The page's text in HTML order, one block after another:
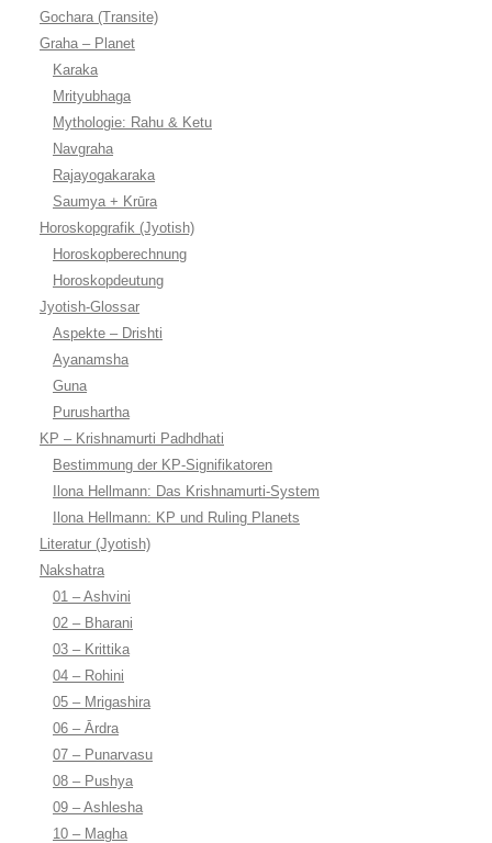
Gochara (Transite)
Graha – Planet
Karaka
Mrityubhaga
Mythologie: Rahu & Ketu
Navgraha
Rajayogakaraka
Saumya + Krūra
Horoskopgrafik (Jyotish)
Horoskopberechnung
Horoskopdeutung
Jyotish-Glossar
Aspekte – Drishti
Ayanamsha
Guna
Purushartha
KP – Krishnamurti Padhdhati
Bestimmung der KP-Signifikatoren
Ilona Hellmann: Das Krishnamurti-System
Ilona Hellmann: KP und Ruling Planets
Literatur (Jyotish)
Nakshatra
01 – Ashvini
02 – Bharani
03 – Krittika
04 – Rohini
05 – Mrigashira
06 – Ārdra
07 – Punarvasu
08 – Pushya
09 – Ashlesha
10 – Magha